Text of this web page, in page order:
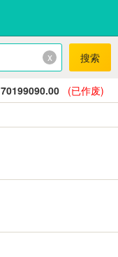
x 搜索
70199090.00
(已作废)